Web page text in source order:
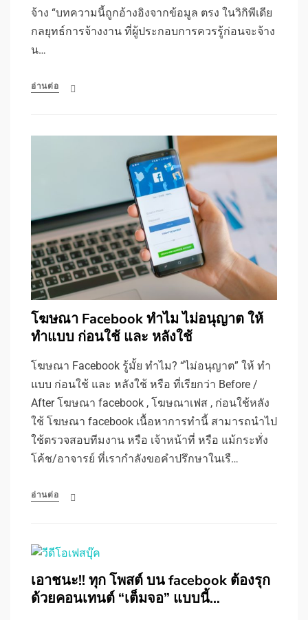
จ้าง “บทความนี้ถูกอ้างอิงจากข้อมูล ตรง ในวิกิพีเดีย
กลยุทธ์การจ้างงาน ที่ผู้ประกอบการควรรู้ก่อนจะจ้าง
น…
อ่านต่อ
โฆษณา Facebook ทำไม ไม่อนุญาต ให้
ทำแบบ ก่อนใช้ และ หลังใช้
โฆษณา Facebook รู้มั้ย ทำไม? “ไม่อนุญาต” ให้ ทำ
แบบ ก่อนใช้ และ หลังใช้ หรือ ที่เรียกว่า Before /
After โฆษณา facebook , โฆษณาเฟส , ก่อนใช้หลัง
ใช้ โฆษณา facebook เนื้อหาการทำนี้ สามารถนำไป
ใช้ตรวจสอบทีมงาน หรือ เจ้าหน้าที่ หรือ แม้กระทั่ง
โค้ช/อาจารย์ ที่เรากำลังขอคำปรึกษาในเรื…
อ่านต่อ
เอาชนะ!! ทุก โพสต์ บน facebook ต้องรุก
ด้วยคอนเทนต์ “เต็มจอ” แบบนี้…